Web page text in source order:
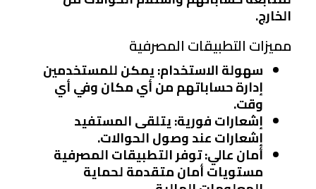
الخارج.
مميزات التطبيقات المصرفية
سهولة الاستخدام: يمكن للمستخدمين
إدارة حساباتهم من أي مكان وفي أي
وقت.
إشعارات فورية: يتلقى المستفيد
إشعارات عند وصول الحوالات.
أمان عالي: توفر التطبيقات المصرفية
مستويات أمان متقدمة لحماية